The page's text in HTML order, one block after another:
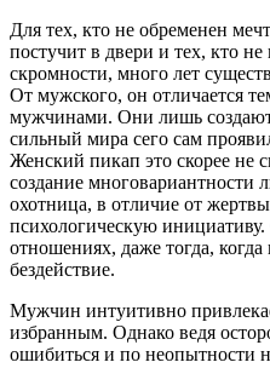
Для тех, кто не обременен
постучит в двери и тех, кто
скромности, много лет
От мужского, он отличается
мужчинами. Они лишь
сильный мира сего сам
Женский пикап это скорее не
создание
охотница, в отличие от
психологическую инициативу.
отношениях, даже тогда,
бездействие.
Мужчин интуитивно
избранным. Однако ведя
ошибиться и по неопытности